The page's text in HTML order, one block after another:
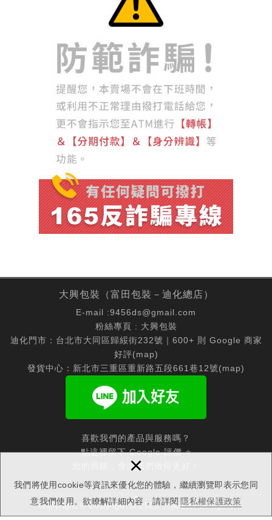
我們將使用cookie等資訊來優化您的體驗，繼續瀏覽即表示您同
意我們使用。欲瞭解詳細內容，請詳閱 隱私權保護政策
×
大興包裝（富田包裝－迪化總店）
E-mail :9456ds@gmail.com
粉絲專頁 : 大興包裝
迪化門市：台北市大同區歸綏街232號｜600+ 則 Google 商家
好評(map)
發貨中心：新北市三重區重新路五段661巷12號(map)
喜歡我們的產品與服務嗎？
點這裡留下 Google 評價 ⭐
您的回饋，會讓我們做得更好！
Copyright © Copyright © 2025 大興包裝 all rights